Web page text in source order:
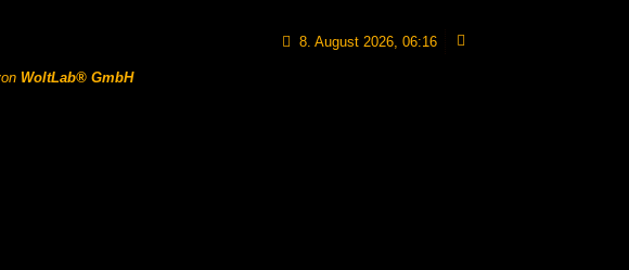
8. August 2026, 06:16
WoltLab® GmbH